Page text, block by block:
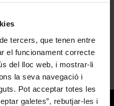
tercers, que tenen entre
el funcionament correcte
del lloc web, i mostrar-li
la seva navegació i
Pot acceptar totes les
galetes”, rebutjar-les i